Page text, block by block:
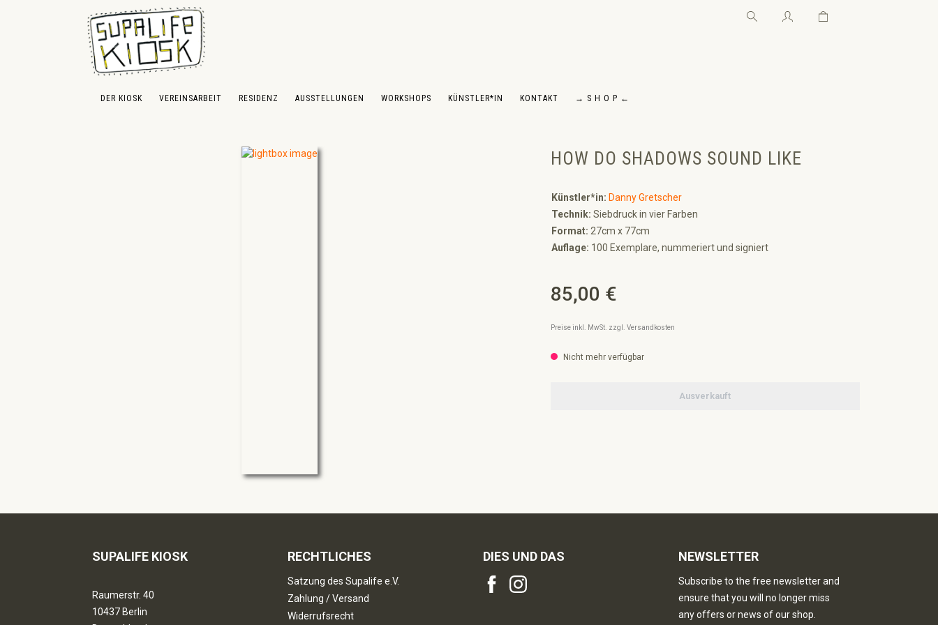
Hauptinhalt springen
Zur Suche springen
Zur Hauptnavigation springen Warenkorb enthält 0
DER KIOSK VEREINSARBEIT RESIDENZ AUSSTELLUNGEN WORKSHOPS KÜNSTLER*IN KONTAKT → S H O P ←
HOW DO SHADOWS SOUND LIKE
Künstler*in: Danny Gretscher
Technik: Siebdruck in vier Farben
Format: 27cm x 77cm
Auflage: 100 Exemplare, nummeriert und signiert
Regulärer Preis:
85,00 €
Preise inkl. MwSt. zzgl. Versandkosten
Nicht mehr verfügbar
Ausverkauft
SUPALIFE KIOSK
Raumerstr. 40
10437 Berlin
RECHTLICHES
Satzung des Supalife e.V.
Zahlung / Versand
Widerrufsrecht
DIES UND DAS NEWSLETTER
Subscribe to the free newsletter and
ensure that you will no longer miss
any offers or news of our shop.